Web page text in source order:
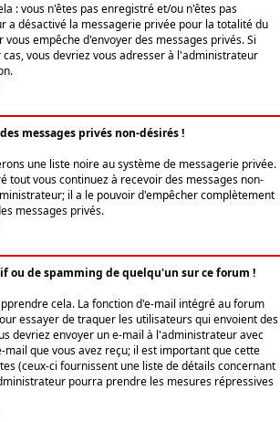
: vous n'êtes pas enregistré et/ou n'êtes pas
a désactivé la messagerie privée pour la totalité du
empêche d'envoyer des messages privés. Si
vous devriez vous adresser à l'administrateur
messages privés non-désirés !
une liste noire au système de messagerie privée.
tout vous continuez à recevoir des messages non-
il a le pouvoir d'empêcher complètement
messages privés.
ou de spamming de quelqu'un sur ce forum !
cela. La fonction d'e-mail intégré au forum
essayer de traquer les utilisateurs qui envoient des
devriez envoyer un e-mail à l'administrateur avec
mail que vous avez reçu; il est important que cette
(ceux-ci fournissent une liste de détails concernant
pourra prendre les mesures répressives